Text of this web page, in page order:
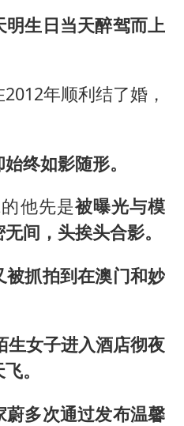
明生日当天醉驾而上
年顺利结了婚，
终如影随形。
他先是被曝光与模
间，头挨头合影。
抓拍到在澳门和妙
生女子进入酒店彻夜
。
蔚多次通过发布温馨